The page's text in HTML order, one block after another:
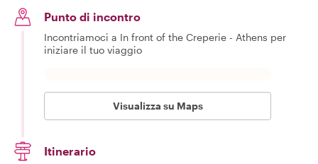
Punto di incontro
Incontriamoci a In front of the Creperie - Athens per
iniziare il tuo viaggio
Visualizza su Maps
Itinerario